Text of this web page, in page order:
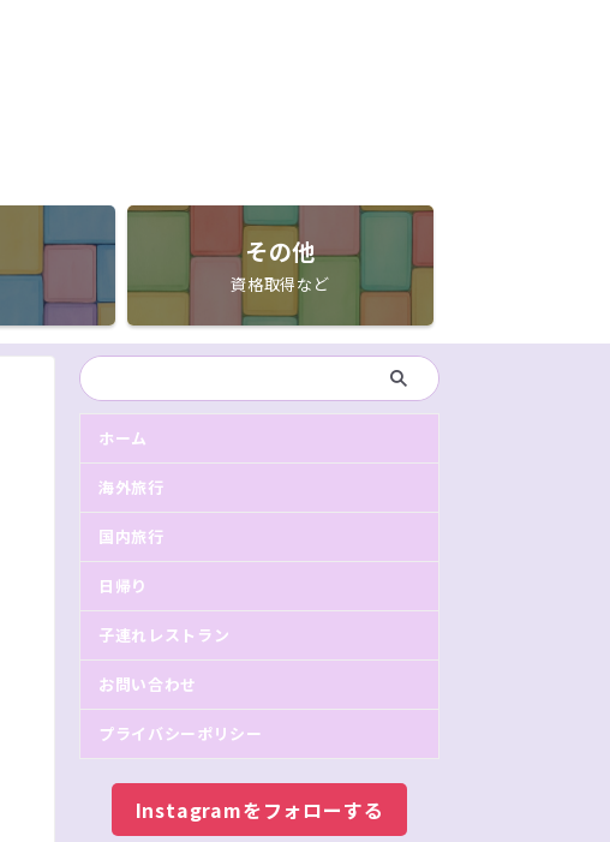
その他
資格取得など
ホーム
海外旅行
国内旅行
日帰り
子連れレストラン
お問い合わせ
プライバシーポリシー
Instagramをフォローする